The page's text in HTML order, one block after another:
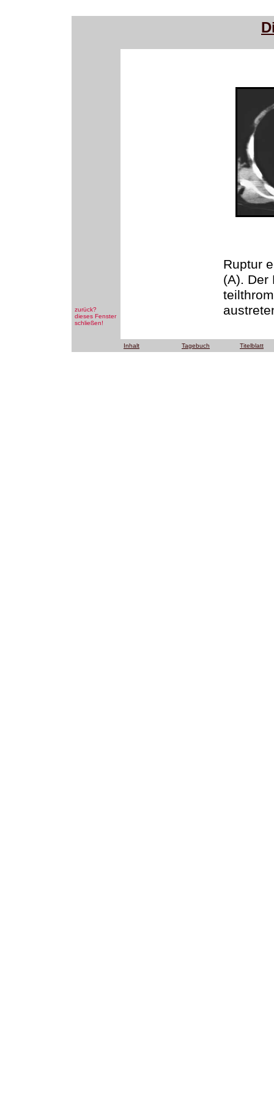
zurück?
dieses Fenster
schließen!
Ruptur
(A). Der
Inhalt Tagebuch Titelblatt